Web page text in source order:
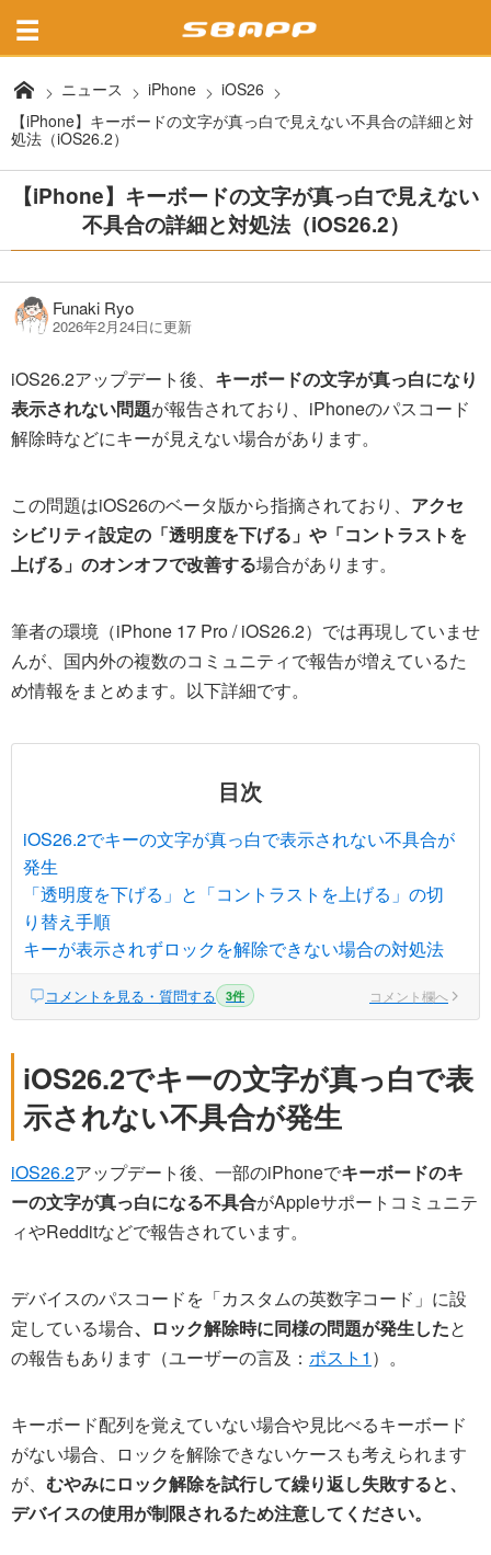
ニュース iPhone
iOS26
【iPhone】キーボードの文字が真っ白で見えない不具合の詳細と対
処法（iOS26.2）
【iPhone】キーボードの文字が真っ白で見えない
不具合の詳細と対処法（iOS26.2）
Funaki Ryo
2026年2月24日に更新
iOS26.2アップデート後、 キーボードの文字が真っ白になり
表示されない問題が報告されており、iPhoneのパスコード
解除時などにキーが見えない場合があります。
この問題はiOS26のベータ版から指摘されており、 アクセ
シビリティ設定の「透明度を下げる」や「コントラストを
上げる」のオンオフで改善する場合があります。
筆者の環境（iPhone 17 Pro / iOS26.2）では再現していませ
んが、国内外の複数のコミュニティで報告が増えているた
め情報をまとめます。以下詳細です。
目次
iOS26.2でキーの文字が真っ白で表示されない不具合が
発生
「透明度を下げる」と「コントラストを上げる」の切
り替え手順
キーが表示されずロックを解除できない場合の対処法
コメントを見る・質問する 3件 コメント欄へ
iOS26.2でキーの文字が真っ白で表
示されない不具合が発生
iOS26.2アップデート後、一部のiPhoneでキーボードのキ
ーの文字が真っ白になる不具合がAppleサポートコミュニテ
ィやRedditなどで報告されています。
デバイスのパスコードを「カスタムの英数字コード」に設
定している場合、ロック解除時に同様の問題が発生したと
の報告もあります（ユーザーの言及： ポスト1 ）。
キーボード配列を覚えていない場合や見比べるキーボード
がない場合、ロックを解除できないケースも考えられます
が、 むやみにロック解除を試行して繰り返し失敗すると、
デバイスの使用が制限されるため注意してください。